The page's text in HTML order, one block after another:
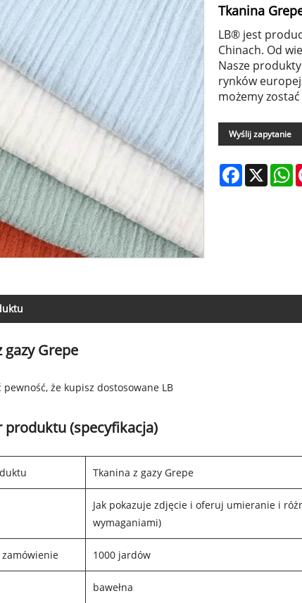
Tkanina
LB® jest
Chinach. Od
Nasze
rynków
możemy
Wyślij zapytanie
Facebook
X
gazy Grepe
pewność, że kupisz dostosowane LB
produktu (specyfikacja)
Tkanina z gazy Grepe
Jak pokazuje zdjęcie i oferuj umieranie i
wymaganiami)
1000 jardów
bawełna